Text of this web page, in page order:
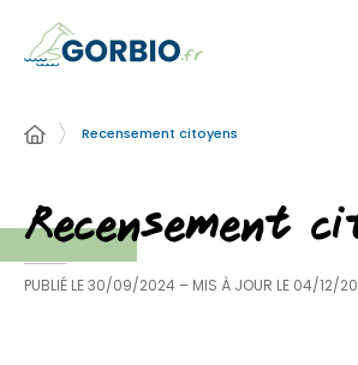
Recensement citoyens
Recensement
PUBLIÉ LE30/09/2024 – MIS À JOUR LE 04/12/